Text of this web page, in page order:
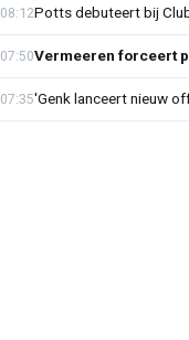
Potts debuteert bij
08:12
Vermeeren forceert
07:50
'Genk lanceert nieuw
07:35